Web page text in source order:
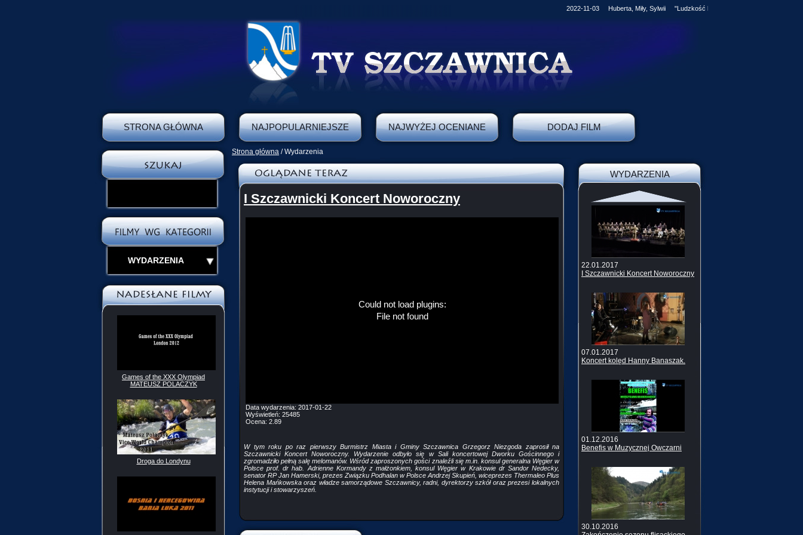
2022-11-03 Huberta, Miły, Sylwii "Ludzkość kroczy stale naprzód, jednak
STRONA GŁÓWNA NAJPOPULARNIEJSZE NAJWYŻEJ OCENIANE DODAJ FILM
WYDARZENIA
Games of the XXX Olympiad
MATEUSZ POLACZYK
Droga do Londynu
Strona główna / Wydarzenia
I Szczawnicki Koncert Noworoczny
Could not load plugins:
File not found
Data wydarzenia: 2017-01-22
Wyświetleń: 25485
Ocena: 2.89
W tym roku po raz pierwszy Burmistrz Miasta i Gminy Szczawnica Grzegorz Niezgoda zaprosił na
Szczawnicki Koncert Noworoczny. Wydarzenie odbyło się w Sali koncertowej Dworku Gościnnego i
zgromadziło pełną salę melomanów. Wśród zaproszonych gości znaleźli się m.in. konsul generalna Węgier w
Polsce prof. dr hab. Adrienne Kormandy z małżonkiem, konsul Węgier w Krakowie dr Sandor Nedecky,
senator RP Jan Hamerski, prezes Związku Podhalan w Polsce Andrzej Skupień, wiceprezes Thermaleo Plus
Helena Mańkowska oraz władze samorządowe Szczawnicy, radni, dyrektorzy szkół oraz prezesi lokalnych
instytucji i stowarzyszeń.
WYDARZENIA
22.01.2017
I Szczawnicki Koncert Noworoczny
07.01.2017
Koncert kolęd Hanny Banaszak.
01.12.2016
Benefis w Muzycznej Owczarni
30.10.2016